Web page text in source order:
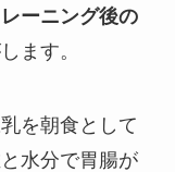
ーニング後の
ます。
を朝食として
水分で胃腸が